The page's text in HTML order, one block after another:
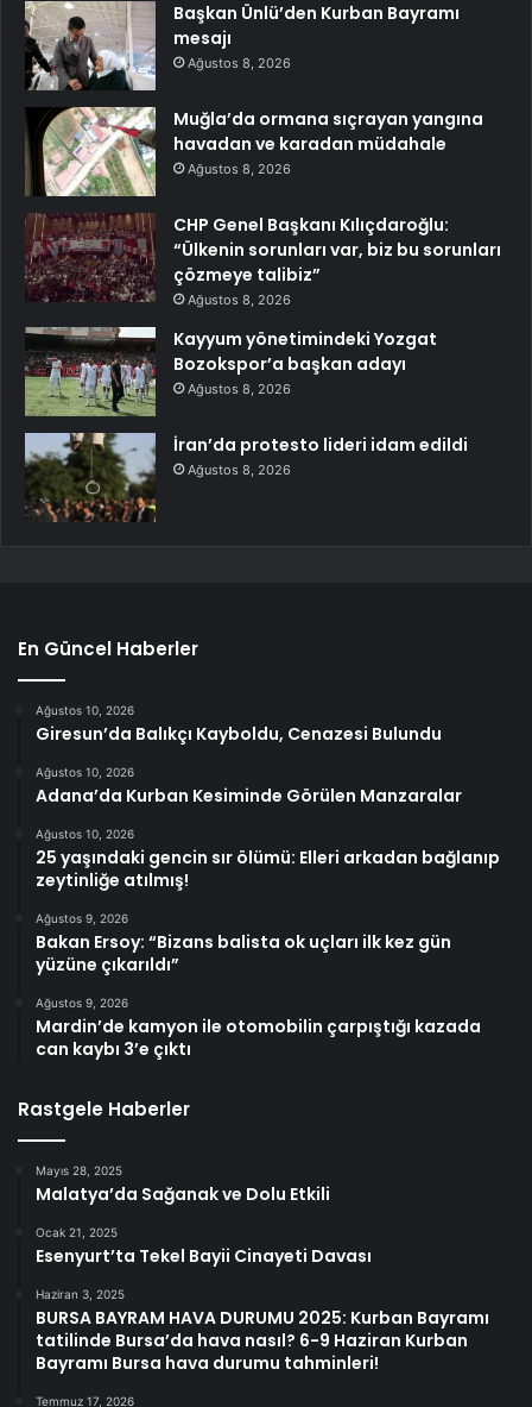
Başkan Ünlü’den Kurban Bayramı
mesajı
Ağustos 8, 2026
Muğla’da ormana sıçrayan yangına
havadan ve karadan müdahale
Ağustos 8, 2026
CHP Genel Başkanı Kılıçdaroğlu:
“Ülkenin sorunları var, biz bu sorunları
çözmeye talibiz”
Ağustos 8, 2026
Kayyum yönetimindeki Yozgat
Bozokspor’a başkan adayı
Ağustos 8, 2026
İran’da protesto lideri idam edildi
Ağustos 8, 2026
En Güncel Haberler
Ağustos 10, 2026
Giresun’da Balıkçı Kayboldu, Cenazesi Bulundu
Ağustos 10, 2026
Adana’da Kurban Kesiminde Görülen Manzaralar
Ağustos 10, 2026
25 yaşındaki gencin sır ölümü: Elleri arkadan bağlanıp
zeytinliğe atılmış!
Ağustos 9, 2026
Bakan Ersoy: “Bizans balista ok uçları ilk kez gün
yüzüne çıkarıldı”
Ağustos 9, 2026
Mardin’de kamyon ile otomobilin çarpıştığı kazada
can kaybı 3’e çıktı
Rastgele Haberler
Mayıs 28, 2025
Malatya’da Sağanak ve Dolu Etkili
Ocak 21, 2025
Esenyurt’ta Tekel Bayii Cinayeti Davası
Haziran 3, 2025
BURSA BAYRAM HAVA DURUMU 2025: Kurban Bayramı
tatilinde Bursa’da hava nasıl? 6-9 Haziran Kurban
Bayramı Bursa hava durumu tahminleri!
Temmuz 17, 2026